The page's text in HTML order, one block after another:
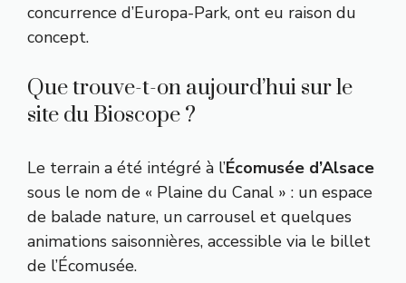
concurrence d’Europa-Park, ont eu raison du
concept.
Que trouve-t-on aujourd’hui sur le
site du Bioscope ?
Le terrain a été intégré à l’Écomusée d’Alsace
sous le nom de « Plaine du Canal » : un espace
de balade nature, un carrousel et quelques
animations saisonnières, accessible via le billet
de l’Écomusée.